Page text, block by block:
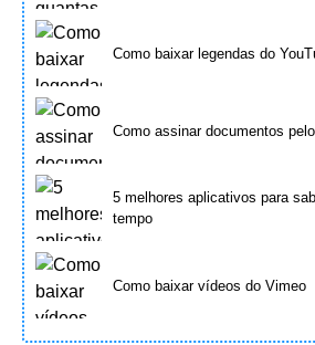
Como baixar legendas do
Como assinar documentos
5 melhores aplicativos para
tempo
Como baixar vídeos do Vimeo